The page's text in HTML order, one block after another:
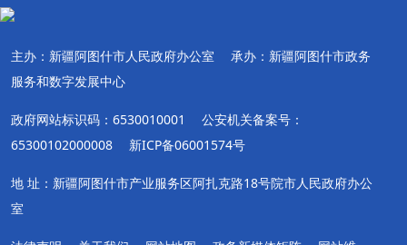
主办：新疆阿图什市人民政府办公室
承办：新疆阿图什市政务
服务和数字发展中心
政府网站标识码：6530010001
公安机关备案号：
65300102000008
新ICP备06001574号
地 址：新疆阿图什市产业服务区阿扎克路18号院市人民政府办公
室